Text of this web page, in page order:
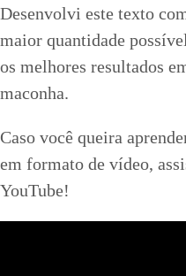
Desenvolvi este texto
maior quantidade
os melhores resultados
maconha.
Caso você queira
em formato de vídeo,
YouTube!